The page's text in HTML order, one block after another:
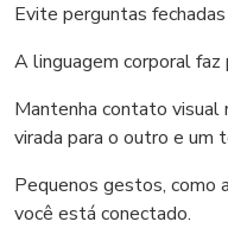
Evite perguntas
A linguagem corporal
Mantenha contato visual
virada para o outro e um
Pequenos gestos, como
você está conectado.